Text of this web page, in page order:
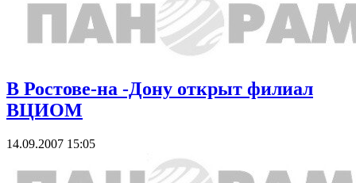
В Ростове-на -Дону открыт филиал
ВЦИОМ
14.09.2007 15:05